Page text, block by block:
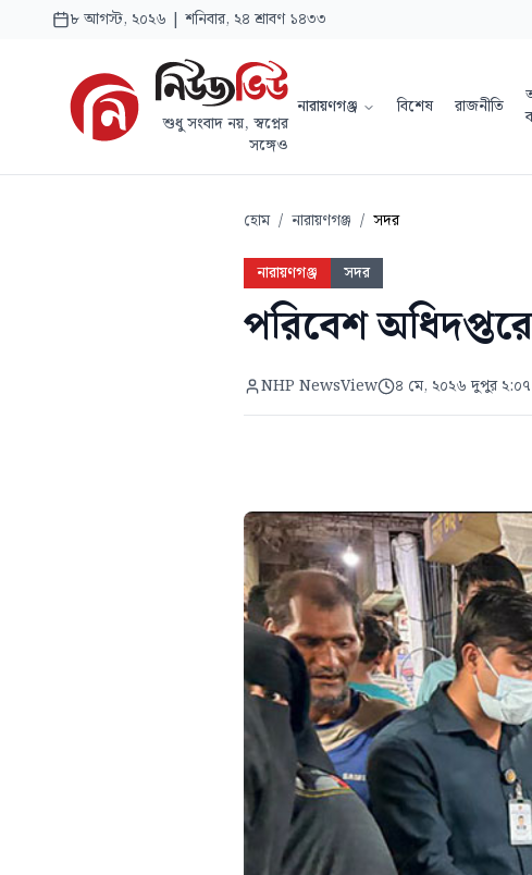
৮ আগস্ট, ২০২৬ | শনিবার, ২৪ শ্রাবণ ১৪৩৩
শুধু সংবাদ নয়, স্বপ্নের
সঙ্গেও
নারায়ণগঞ্জ বিশেষ রাজনীতি
হোম / নারায়ণগঞ্জ / সদর
নারায়ণগঞ্জ সদর
পরিবেশ
NHP NewsView ৪ মে, ২০২৬ দুপুর ২:০৭